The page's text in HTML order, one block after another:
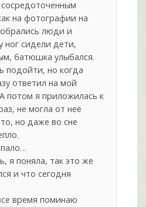
на фотографии на
люди и
ног сидели дети,
батюшка улыбался.
подойти, но когда
ответил на мой
потом я приложилась к
не могла от неё
но даже во сне
я поняла, так это же
и что сегодня
время поминаю